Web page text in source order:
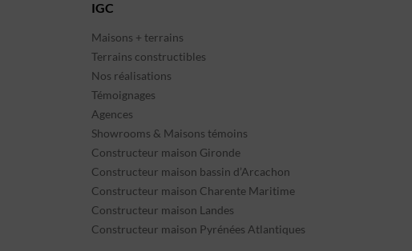
IGC
Maisons + terrains
Terrains constructibles
Nos réalisations
Témoignages
Agences
Showrooms & Maisons témoins
Constructeur maison Gironde
Constructeur maison bassin d’Arcachon
Constructeur maison Charente Maritime
Constructeur maison Landes
Constructeur maison Pyrénées Atlantiques